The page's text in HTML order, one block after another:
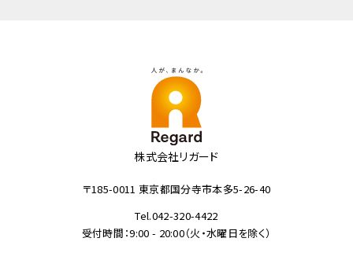
株式会社リガード
〒185-0011 東京都国分寺市本多5-26-40
Tel.042-320-4422
受付時間：9:00 - 20:00（火・水曜日を除く）